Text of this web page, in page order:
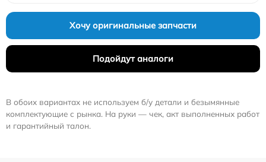
Хочу оригинальные запчасти
Подойдут аналоги
В обоих вариантах не используем б/у детали и безымянные
комплектующие с рынка. На руки — чек, акт выполненных работ
и гарантийный талон.